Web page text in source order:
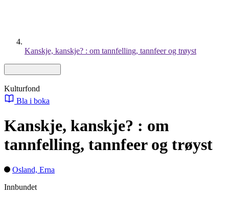
Kanskje, kanskje? : om tannfelling, tannfeer og trøyst
Kulturfond
Bla i boka
Kanskje, kanskje? : om
tannfelling, tannfeer og trøyst
Osland, Erna
Innbundet